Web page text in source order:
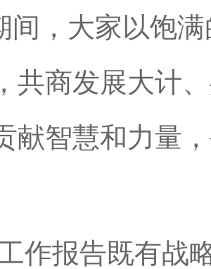
间，大家以饱
共商发展大计
献智慧和力量
作报告既有战